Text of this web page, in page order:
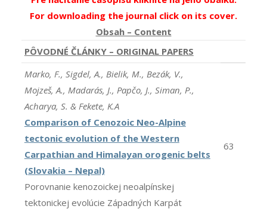
For downloading the journal click on its cover.
Obsah – Content
PÔVODNÉ ČLÁNKY – ORIGINAL PAPERS
Marko, F., Sigdel, A., Bielik, M., Bezák, V.,
Mojzeš, A., Madarás, J., Papčo, J., Siman, P.,
Acharya, S. & Fekete, K.A
Comparison of Cenozoic Neo-Alpine
tectonic evolution of the Western
Carpathian and Himalayan orogenic belts
(Slovakia – Nepal)
Porovnanie kenozoickej neoalpínskej
tektonickej evolúcie Západných Karpát
63